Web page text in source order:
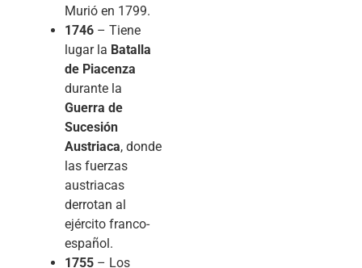
Murió en 1799.
1746 – Tiene
lugar la Batalla
de Piacenza
durante la
Guerra de
Sucesión
Austriaca, donde
las fuerzas
austriacas
derrotan al
ejército franco-
español.
1755 – Los